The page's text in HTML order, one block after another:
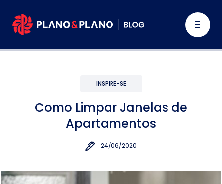
INSPIRE-SE
Como Limpar Janelas de
Apartamentos
24/06/2020